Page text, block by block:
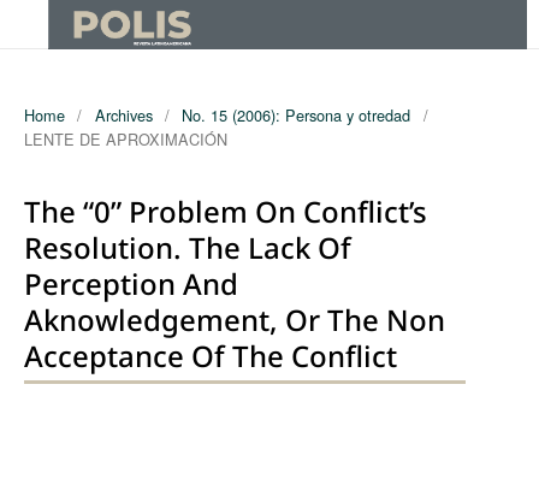
Home / Archives / No. 15 (2006): Persona y otredad /
LENTE DE APROXIMACIÓN
The “0” Problem On Conflict’s
Resolution. The Lack Of
Perception And
Aknowledgement, Or The Non
Acceptance Of The Conflict